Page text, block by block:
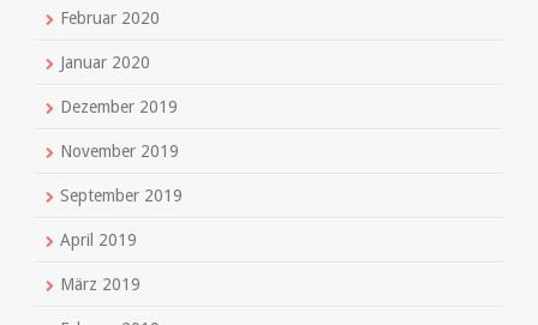
Februar 2020
Januar 2020
Dezember 2019
November 2019
September 2019
April 2019
März 2019